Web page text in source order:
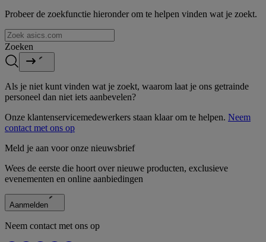
Probeer de zoekfunctie hieronder om te helpen vinden wat je zoekt.
Zoeken
Als je niet kunt vinden wat je zoekt, waarom laat je ons getrainde
personeel dan niet iets aanbevelen?
Onze klantenservicemedewerkers staan klaar om te helpen. Neem
contact met ons op
Meld je aan voor onze nieuwsbrief
Wees de eerste die hoort over nieuwe producten, exclusieve
evenementen en online aanbiedingen
Aanmelden
Neem contact met ons op